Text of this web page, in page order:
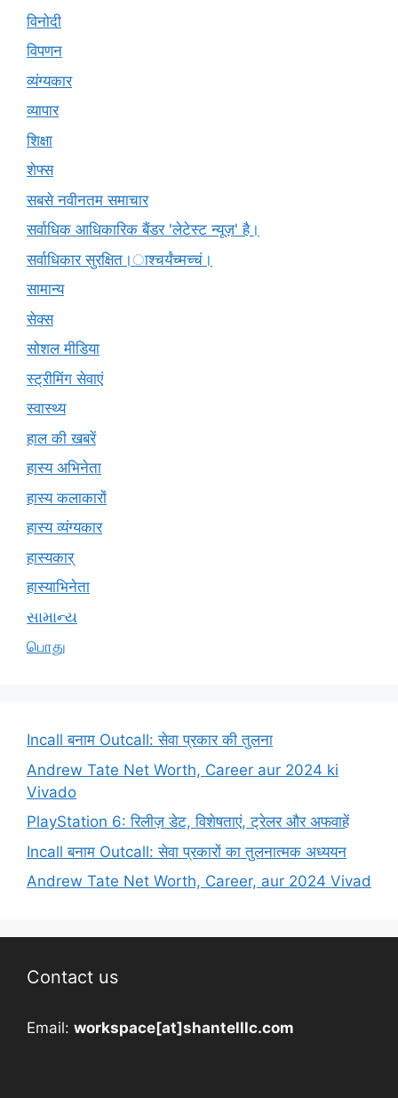
विनोदी
विपणन
व्यंग्यकार
व्यापार
शिक्षा
शेफ्स
सबसे नवीनतम समाचार
सर्वाधिक आधिकारिक बैंडर 'लेटेस्ट न्यूज़' है।
सर्वाधिकार सुरक्षित।ाश्चर्यंच्मच्चं।
सामान्य
सेक्स
सोशल मीडिया
स्ट्रीमिंग सेवाएं
स्वास्थ्य
हाल की खबरें
हास्य अभिनेता
हास्य कलाकारों
हास्य व्यंग्यकार
हास्यकार्
हास्याभिनेता
સામાન્ય
பொது
Incall बनाम Outcall: सेवा प्रकार की तुलना
Andrew Tate Net Worth, Career aur 2024 ki
Vivado
PlayStation 6: रिलीज़ डेट, विशेषताएं, ट्रेलर और अफवाहें
Incall बनाम Outcall: सेवा प्रकारों का तुलनात्मक अध्ययन
Andrew Tate Net Worth, Career, aur 2024 Vivad
Contact us
Email: workspace[at]shantelllc.com